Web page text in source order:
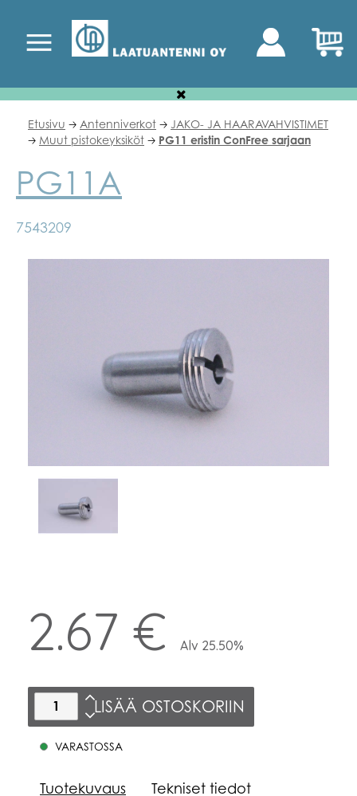
Etusivu 🡢 Antenniverkot 🡢 JAKO- JA HAARAVAHVISTIMET
🡢 Muut pistokeyksiköt 🡢 PG11 eristin ConFree sarjaan
PG11A
7543209
2.67 € Alv 25.50%
LISÄÄ OSTOSKORIIN
VARASTOSSA
Tuotekuvaus
Tekniset tiedot